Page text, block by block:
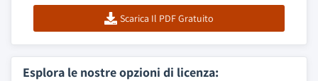
Scarica Il PDF Gratuito
Esplora le nostre opzioni di licenza: